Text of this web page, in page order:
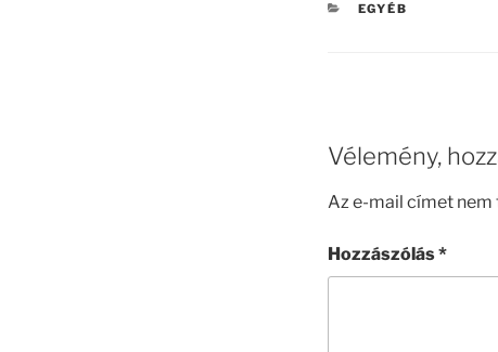
KATEGÓRIÁK
EGYÉB
Vélemény,
Az e-mail címet nem
Hozzászólás*